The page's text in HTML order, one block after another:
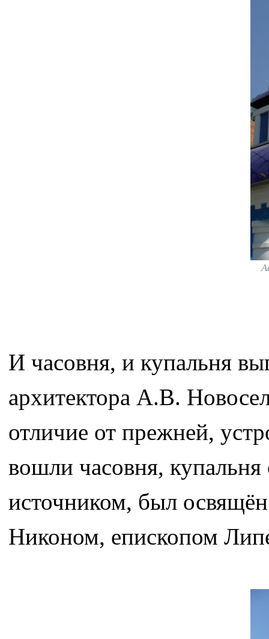
И часовня, и купальня
архитектора А.В.
отличие от прежней,
вошли часовня,
источником, был
Никоном, епископом